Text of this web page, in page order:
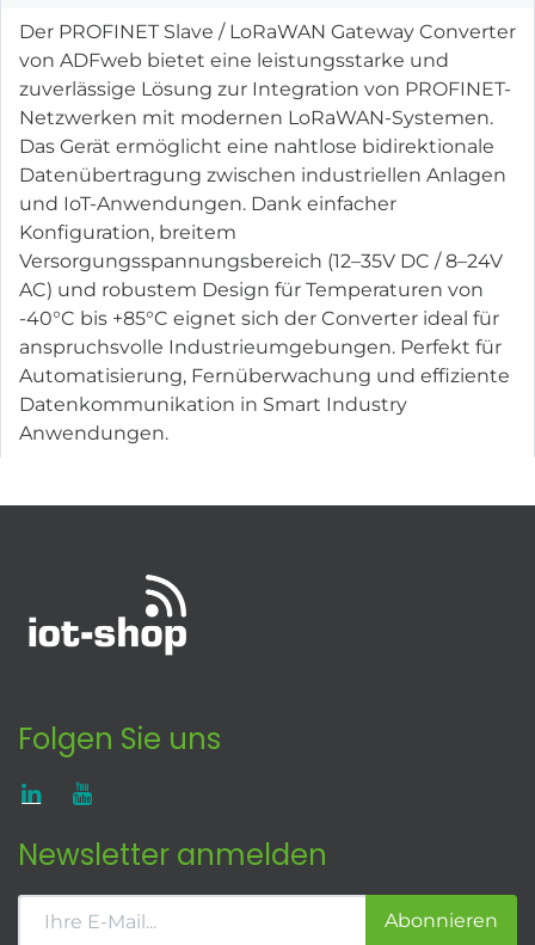
Der PROFINET Slave / LoRaWAN Gateway Converter
von ADFweb bietet eine leistungsstarke und
zuverlässige Lösung zur Integration von PROFINET-
Netzwerken mit modernen LoRaWAN-Systemen.
Das Gerät ermöglicht eine nahtlose bidirektionale
Datenübertragung zwischen industriellen Anlagen
und IoT-Anwendungen. Dank einfacher
Konfiguration, breitem
Versorgungsspannungsbereich (12–35V DC / 8–24V
AC) und robustem Design für Temperaturen von
-40°C bis +85°C eignet sich der Converter ideal für
anspruchsvolle Industrieumgebungen. Perfekt für
Automatisierung, Fernüberwachung und effiziente
Datenkommunikation in Smart Industry
Anwendungen.
Folgen Sie uns
Newsletter anmelden
Abonnieren